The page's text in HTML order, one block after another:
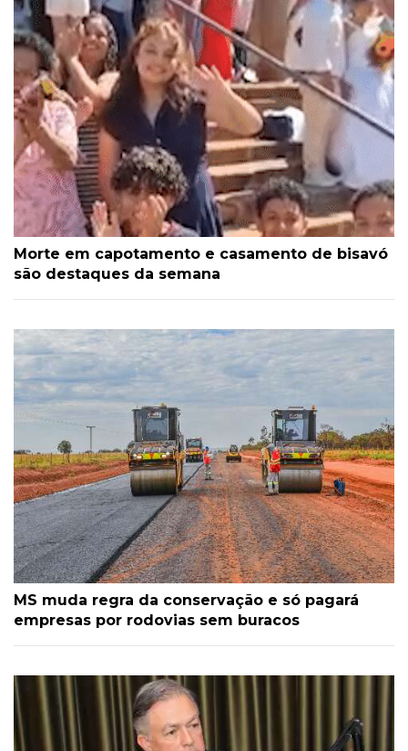
Morte em capotamento e casamento de bisavó
são destaques da semana
MS muda regra da conservação e só pagará
empresas por rodovias sem buracos